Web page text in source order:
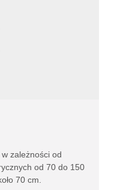
zależności od
od 70 do 150
70 cm.